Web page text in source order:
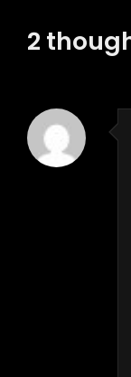
シ
ョ
2